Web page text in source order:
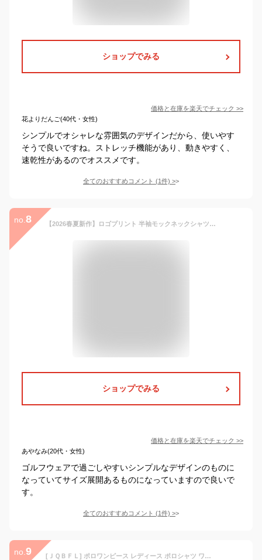
ショップでみる
価格と在庫を楽天でチェック >>
花よりだんご(40代・女性)
シンプルでオシャレな雰囲気のデザインだから、使いやす
そうで良いですね。ストレッチ機能があり、動きやすく、
速乾性があるのでオススメです。
全てのおすすめコメント (1件) >
no. 8 【2026春夏新作】ロゴプリント 半袖モックネックシャツ 吸水速乾 レディース ゴルフウェア デルソル ゴルフ トップス スポーティ ホワイト ブラック ブラウン M L LL 3L 大きいサイズ 40代 50代 30代 2026 春 夏 7942 ストレッチ 着回し力 モックネック フレンチスリーブ
ショップでみる
価格と在庫を楽天でチェック >>
あやなみ(20代・女性)
ゴルフウェアで過ごしやすいシンプルなデザインのものに
なっていてサイズ展開あるものになっていますので良いで
す。
全てのおすすめコメント (1件) >
no. 9 [ＪＱＢＦＬ] ポロワンピース レディース ポロシャツ ワンピース 夏 ロングワンピース 半袖 tシャツワンピース ロング丈 体型カバー ゴルフウェア スポーツ 大きいサイズ(Wネイビー)